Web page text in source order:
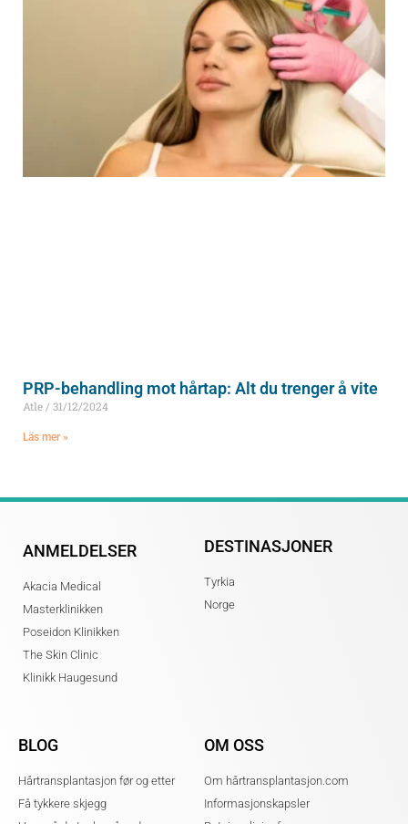
PRP-behandling mot hårtap: Alt du trenger å vite
Atle 31/12/2024
Läs mer »
ANMELDELSER
Akacia Medical
Masterklinikken
Poseidon Klinikken
The Skin Clinic
Klinikk Haugesund
DESTINASJONER
Tyrkia
Norge
BLOG
Hårtransplantasjon før og etter
Få tykkere skjegg
OM OSS
Om hårtransplantasjon.com
Informasjonskapsler